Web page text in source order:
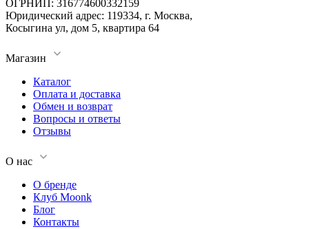
ОГРНИП: 316774600332159
Юридический адрес: 119334, г. Москва,
Косыгина ул, дом 5, квартира 64
Магазин
Каталог
Оплата и доставка
Обмен и возврат
Вопросы и ответы
Отзывы
О нас
О бренде
Клуб Moonk
Блог
Контакты